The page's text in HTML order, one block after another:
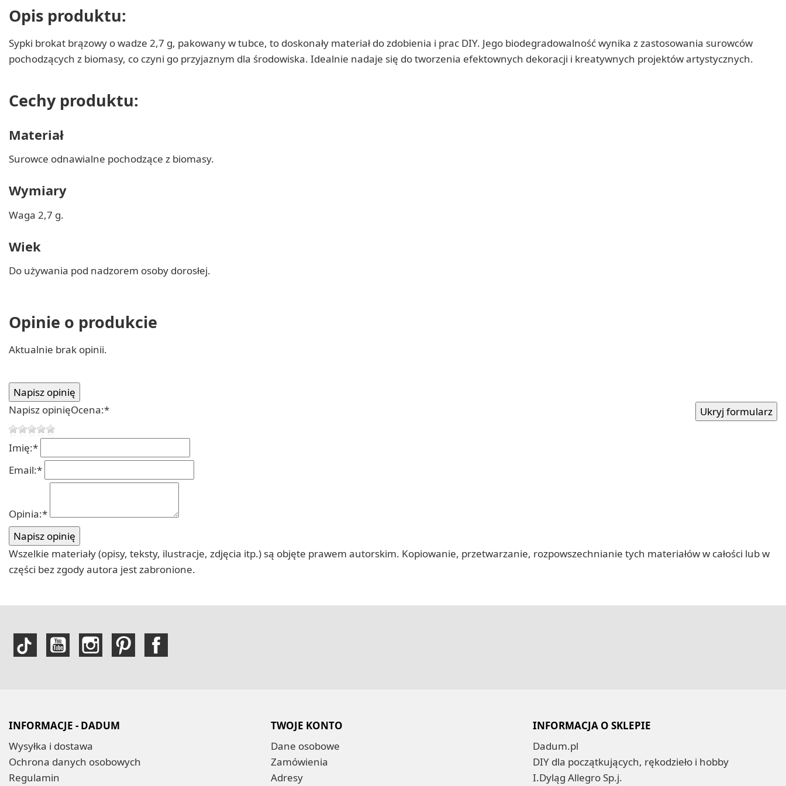
Opis produktu:
Sypki brokat brązowy o wadze 2,7 g, pakowany w tubce, to doskonały materiał do zdobienia i prac DIY. Jego biodegradowalność wynika z zastosowania surowców
pochodzących z biomasy, co czyni go przyjaznym dla środowiska. Idealnie nadaje się do tworzenia efektownych dekoracji i kreatywnych projektów artystycznych.
Cechy produktu:
Materiał
Surowce odnawialne pochodzące z biomasy.
Wymiary
Waga 2,7 g.
Wiek
Do używania pod nadzorem osoby dorosłej.
Opinie o produkcie
Aktualnie brak opinii.
Napisz opinięOcena:*
Imię:*
Email:*
Opinia:*
Wszelkie materiały (opisy, teksty, ilustracje, zdjęcia itp.) są objęte prawem autorskim. Kopiowanie, przetwarzanie, rozpowszechnianie tych materiałów w całości lub w
części bez zgody autora jest zabronione.
INFORMACJE - DADUM
Wysyłka i dostawa
Ochrona danych osobowych
Regulamin
TWOJE KONTO
Dane osobowe
Zamówienia
Adresy
INFORMACJA O SKLEPIE
Dadum.pl
DIY dla początkujących, rękodzieło i hobby
I.Dyląg Allegro Sp.j.